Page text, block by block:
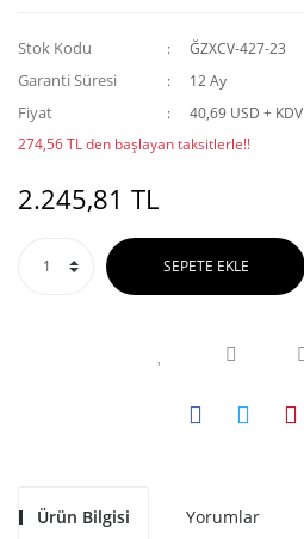
Stok Kodu ĞZXCV-427-23
Garanti Süresi 12 Ay
Fiyat
40,69 USD + KDV
274,56 TL den başlayan taksitlerle!!
2.245,81 TL
SEPETE EKLE
Ürün Bilgisi Yorumlar